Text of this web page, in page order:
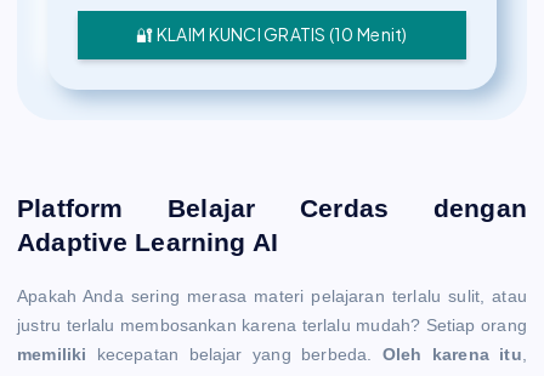
🔐 KLAIM KUNCI GRATIS (10 Menit)
Platform Belajar Cerdas dengan
Adaptive Learning AI
Apakah Anda sering merasa materi pelajaran terlalu sulit, atau
justru terlalu membosankan karena terlalu mudah? Setiap orang
memiliki kecepatan belajar yang berbeda. Oleh karena itu